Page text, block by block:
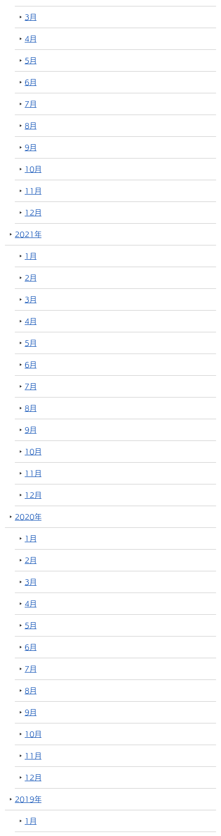
3月
4月
5月
6月
7月
8月
9月
10月
11月
12月
2021年
1月
2月
3月
4月
5月
6月
7月
8月
9月
10月
11月
12月
2020年
1月
2月
3月
4月
5月
6月
7月
8月
9月
10月
11月
12月
2019年
1月